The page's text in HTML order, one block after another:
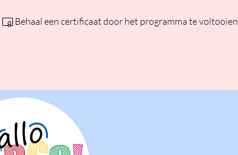
Behaal een certificaat door het programma te voltooien.